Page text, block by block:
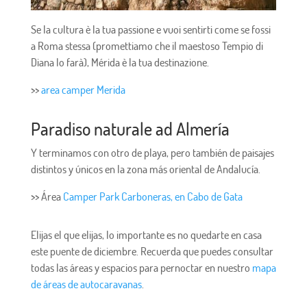
Se la cultura è la tua passione e vuoi sentirti come se fossi
a Roma stessa (promettiamo che il maestoso Tempio di
Diana lo farà), Mérida è la tua destinazione.
>>area camper Merida
Paradiso naturale ad Almería
Y terminamos con otro de playa, pero también de paisajes
distintos y únicos en la zona más oriental de Andalucía.
>> Área Camper Park Carboneras, en Cabo de Gata
Elijas el que elijas, lo importante es no quedarte en casa
este puente de diciembre. Recuerda que puedes consultar
todas las áreas y espacios para pernoctar en nuestro mapa
de áreas de autocaravanas.